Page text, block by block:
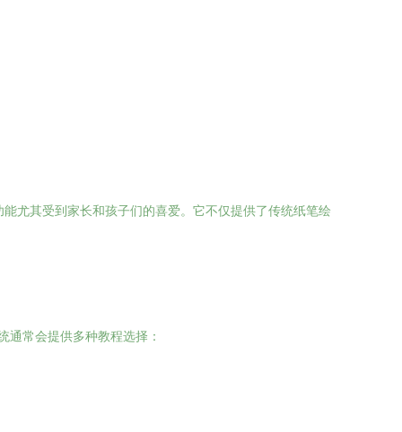
尤其受到家长和孩子们的喜爱。它不仅提供了传统纸笔绘
通常会提供多种教程选择：